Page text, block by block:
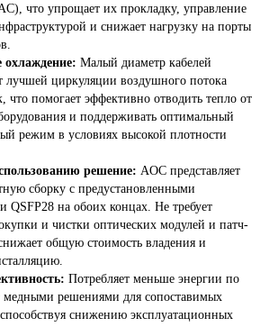
что упрощает их прокладку, управление
и снижает нагрузку на порты
охлаждение: Малый диаметр кабелей
лучшей циркуляции воздушного потока
что помогает эффективно отводить тепло от
и поддерживать оптимальный
режим в условиях высокой плотности
решение: AOC представляет
сборку с предустановленными
QSFP28 на обоих концах. Не требует
и чистки оптических модулей и патч-
общую стоимость владения и
Потребляет меньше энергии по
медными решениями для сопоставимых
снижению эксплуатационных